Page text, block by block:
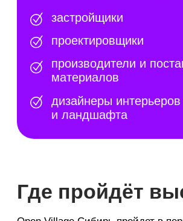
на строительные и отделочные
Скидки до 40%